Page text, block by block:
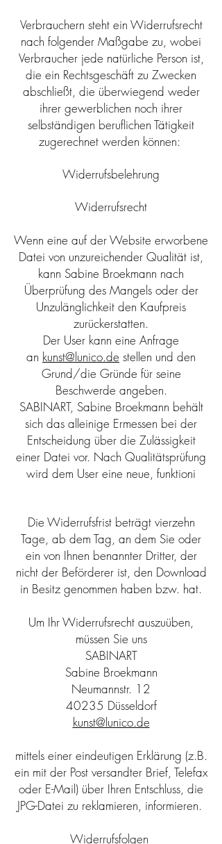
Verbrauchern steht ein Widerrufsrecht
nach folgender Maßgabe zu, wobei
Verbraucher jede natürliche Person ist,
die ein Rechtsgeschäft zu Zwecken
abschließt, die überwiegend weder
ihrer gewerblichen noch ihrer
selbständigen beruflichen Tätigkeit
zugerechnet werden können:
Widerrufsbelehrung
Widerrufsrecht
Wenn eine auf der Website erworbene
Datei von unzureichender Qualität ist,
kann Sabine Broekmann nach
Überprüfung des Mangels oder der
Unzulänglichkeit den Kaufpreis
zurückerstatten.
Der User kann eine Anfrage
an kunst@lunico.de stellen und den
Grund/die Gründe für seine
Beschwerde angeben.
SABINART, Sabine Broekmann behält
sich das alleinige Ermessen bei der
Entscheidung über die Zulässigkeit
einer Datei vor. Nach Qualitätsprüfung
wird dem User eine neue, funktioni
Die Widerrufsfrist beträgt vierzehn
Tage, ab dem Tag, an dem Sie oder
ein von Ihnen benannter Dritter, der
nicht der Beförderer ist, den Download
in Besitz genommen haben bzw. hat.
Um Ihr Widerrufsrecht auszuüben,
müssen Sie uns
SABINART
Sabine Broekmann
Neumannstr. 12
40235 Düsseldorf
kunst@lunico.de
mittels einer eindeutigen Erklärung (z.B.
ein mit der Post versandter Brief, Telefax
oder E-Mail) über Ihren Entschluss, die
JPG-Datei zu reklamieren, informieren.
Widerrufsfolgen